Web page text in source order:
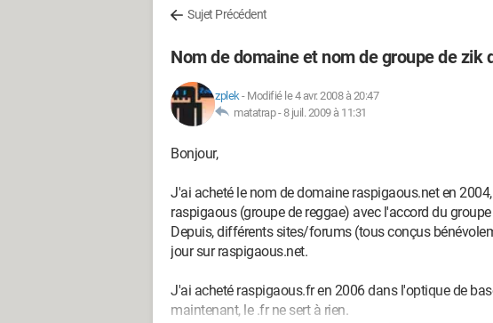
Sujet Précédent
Nom de domaine et nom de groupe de zik
zplek- Modifié le 4 avr. 2008 à 20:47
matatrap -8 juil. 2009 à 11:31
Bonjour,
J'ai acheté le nom de domaine raspigaous.net en
raspigaous (groupe de reggae) avec l'accord du
Depuis, différents sites/forums (tous conçus
jour sur raspigaous.net.
J'ai acheté raspigaous.fr en 2006 dans l'optique de
maintenant, le .fr ne sert à rien.